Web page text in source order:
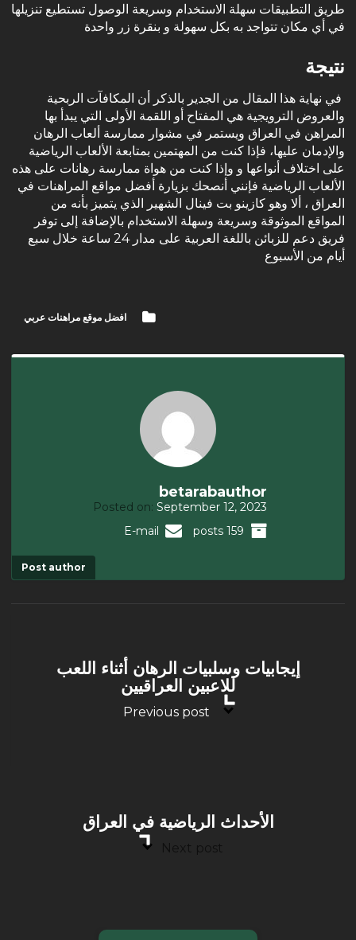
طريق التطبيقات سهلة الاستخدام وسريعة الوصول تستطيع تنزيلها
في أي مكان تتواجد به بكل سهولة و بنقرة زر واحدة
نتيجة
‏ في نهاية هذا المقال من الجدير بالذكر أن المكافآت الربحية
والعروض الترويجية هي المفتاح أو اللقمة الأولى التي يبدأ بها
المراهن في العراق ويستمر في مشوار ممارسة ألعاب الرهان
والإدمان عليها، فإذا كنت من المهتمين بمتابعة الألعاب الرياضية
على اختلاف أنواعها و وإذا كنت من هواة ممارسة رهانات على هذه
الألعاب الرياضية فإنني أنصحك بزيارة أفضل مواقع المراهنات في
العراق ، ألا وهو كازينو بت فينال الشهير الذي يتميز بأنه من
المواقع الموثوقة وسريعة وسهلة الاستخدام بالإضافة إلى توفر
فريق دعم للزبائن باللغة العربية على مدار 24 ساعة خلال سبع
أيام من الأسبوع
افضل موقع مراهنات عربي
betarabauthor
Posted on: September 12, 2023
Post author
إيجابيات وسلبيات الرهان أثناء اللعب
للاعبين العراقيين
Previous post
الأحداث الرياضية في العراق